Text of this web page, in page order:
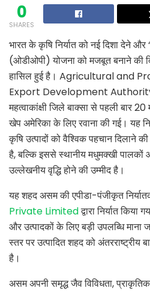
0
SHARES
भारत के कृषि निर्यात को नई दिशा देने
(ओडीओपी) योजना को मजबूत बनाने की
हासिल हुई है। Agricultural and
Export Development Authority
महत्वाकांक्षी जिले बाक्सा से पहली बार
खेप अमेरिका के लिए रवाना की गई। यह
कृषि उत्पादों को वैश्विक पहचान दिलाने
है, बल्कि इससे स्थानीय मधुमक्खी पालकों
उल्लेखनीय वृद्धि होने की उम्मीद है।
यह शहद असम की एपीडा-पंजीकृत
Private Limitedद्वारा निर्यात
और उत्पादकों के लिए बड़ी उपलब्धि माना
स्तर पर उत्पादित शहद को
है।
असम अपनी समृद्ध जैव विविधता,